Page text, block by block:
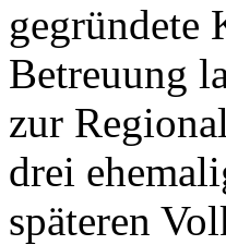
gegründete
Betreuung
zur
drei
späteren